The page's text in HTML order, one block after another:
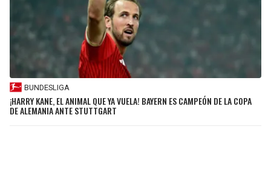
BUNDESLIGA
¡HARRY KANE, EL ANIMAL QUE YA VUELA! BAYERN ES CAMPEÓN DE LA COPA
DE ALEMANIA ANTE STUTTGART